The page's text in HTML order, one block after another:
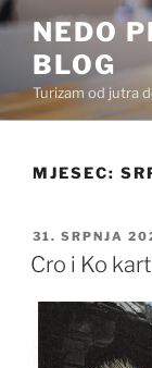
Preskoči
sadržaj
NEDO
BLOG
Turizam od jutra
MJESEC:
OBJAVLJENO
31. SRPNJA
Cro i Ko